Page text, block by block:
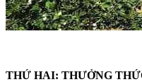
THỨ HAI: THƯỞNG